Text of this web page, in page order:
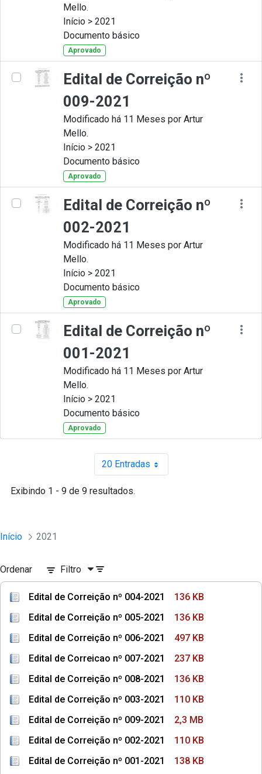
Mello.
Início > 2021
Documento básico
Aprovado
Edital de Correição nº
009-2021
Modificado há 11 Meses por Artur
Mello.
Início > 2021
Documento básico
Aprovado
Edital de Correição nº
002-2021
Modificado há 11 Meses por Artur
Mello.
Início > 2021
Documento básico
Aprovado
Edital de Correição nº
001-2021
Modificado há 11 Meses por Artur
Mello.
Início > 2021
Documento básico
Aprovado
20 EntradasPor página
Exibindo 1 - 9 de 9 resultados.
Início 2021
Ordenar Filtro
Edital de Correição nº 004-2021
136 KB
Edital de Correição nº 005-2021
136 KB
Edital de Correição nº 006-2021
497 KB
Edital de Correicao nº 007-2021
237 KB
Edital de Correição nº 008-2021
136 KB
Edital de Correição nº 003-2021
110 KB
Edital de Correição nº 009-2021
2,3 MB
Edital de Correição nº 002-2021
110 KB
Edital de Correição nº 001-2021
138 KB